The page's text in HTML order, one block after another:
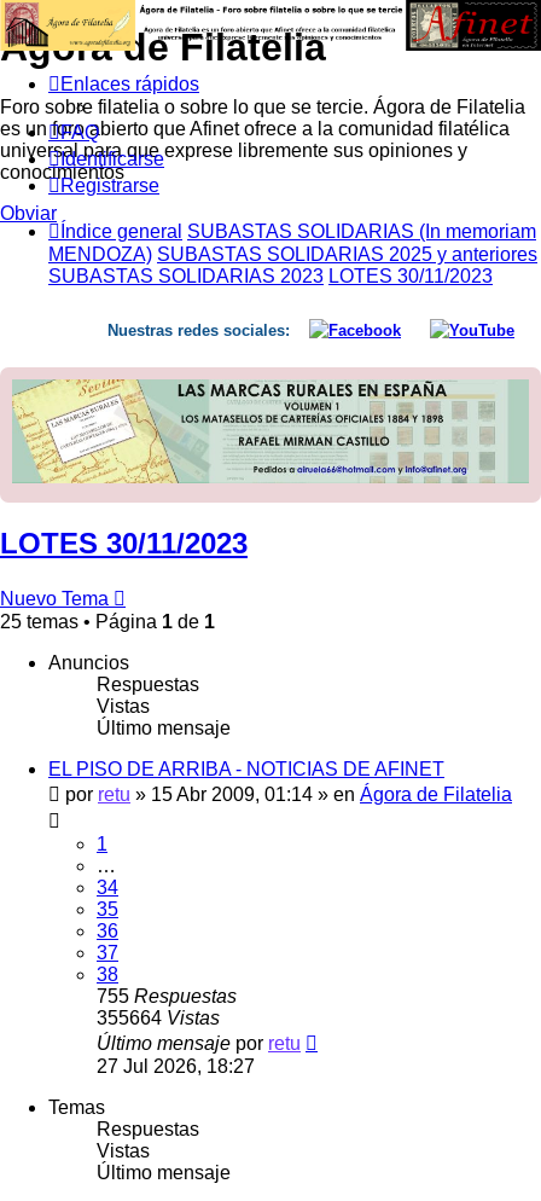
Ágora de Filatelia
Foro sobre filatelia o sobre lo que se tercie. Ágora de Filatelia
es un foro abierto que Afinet ofrece a la comunidad filatélica
universal para que exprese libremente sus opiniones y
conocimientos
Obviar
Enlaces rápidos
FAQ
Identificarse
Registrarse
Índice general SUBASTAS SOLIDARIAS (In memoriam
MENDOZA) SUBASTAS SOLIDARIAS 2025 y anteriores
SUBASTAS SOLIDARIAS 2023 LOTES 30/11/2023
Nuestras redes sociales:
LOTES 30/11/2023
Nuevo Tema
25 temas • Página 1 de 1
Anuncios
Respuestas
Vistas
Último mensaje
EL PISO DE ARRIBA - NOTICIAS DE AFINET
por retu » 15 Abr 2009, 01:14 » en Ágora de Filatelia
1
…
34
35
36
37
38
755 Respuestas
355664 Vistas
Último mensaje por retu
27 Jul 2026, 18:27
Temas
Respuestas
Vistas
Último mensaje